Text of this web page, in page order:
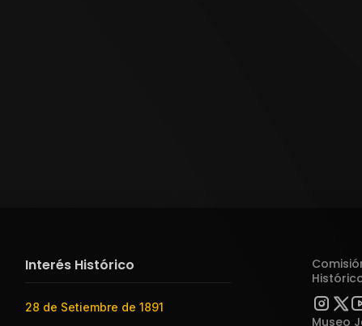
Interés Histórico
28 de Setiembre de 1891
Museo